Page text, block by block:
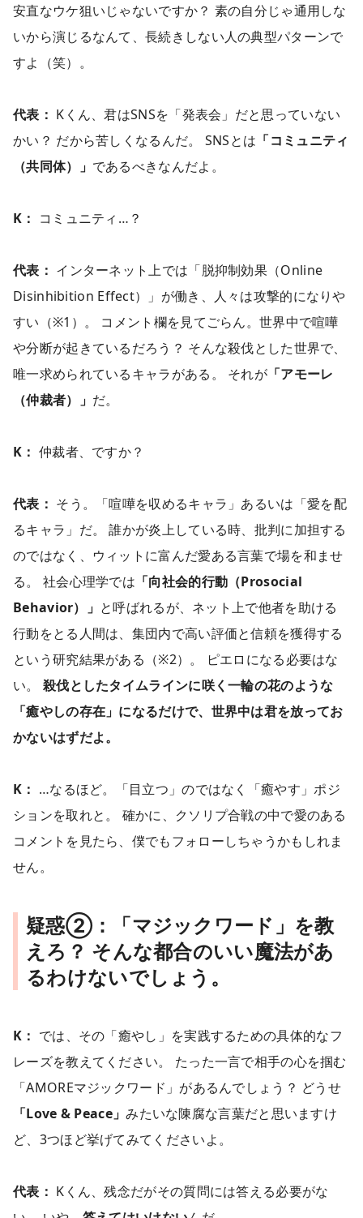
安直なウケ狙いじゃないですか？ 素の自分じゃ通用しな
いから演じるなんて、長続きしない人の典型パターンで
すよ（笑）。
代表： Kくん、君はSNSを「発表会」だと思っていない
かい？ だから苦しくなるんだ。 SNSとは 「コミュニティ
（共同体）」 であるべきなんだよ。
K： コミュニティ…？
代表： インターネット上では「脱抑制効果（Online
Disinhibition Effect）」が働き、人々は攻撃的になりや
すい（※1）。 コメント欄を見てごらん。世界中で喧嘩
や分断が起きているだろう？ そんな殺伐とした世界で、
唯一求められているキャラがある。 それが 「アモーレ
（仲裁者）」 だ。
K： 仲裁者、ですか？
代表： そう。「喧嘩を収めるキャラ」あるいは「愛を配
るキャラ」だ。 誰かが炎上している時、批判に加担する
のではなく、ウィットに富んだ愛ある言葉で場を和ませ
る。 社会心理学では 「向社会的行動（Prosocial
Behavior）」 と呼ばれるが、ネット上で他者を助ける
行動をとる人間は、集団内で高い評価と信頼を獲得する
という研究結果がある（※2）。 ピエロになる必要はな
い。 殺伐としたタイムラインに咲く一輪の花のような
「癒やしの存在」になるだけで、世界中は君を放ってお
かないはずだよ。
K： …なるほど。「目立つ」のではなく「癒やす」ポジ
ションを取れと。 確かに、クソリプ合戦の中で愛のある
コメントを見たら、僕でもフォローしちゃうかもしれま
せん。
疑惑②：「マジックワード」を教
えろ？ そんな都合のいい魔法があ
るわけないでしょう。
K： では、その「癒やし」を実践するための具体的なフ
レーズを教えてください。 たった一言で相手の心を掴む
「AMOREマジックワード」があるんでしょう？ どうせ
「Love & Peace」みたいな陳腐な言葉だと思いますけ
ど、3つほど挙げてみてくださいよ。
代表： Kくん、残念だがその質問には答える必要がな